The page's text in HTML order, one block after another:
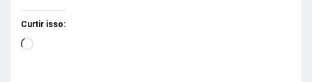
Curtir isso: